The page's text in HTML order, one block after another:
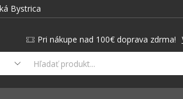
Bystrica
Pri nákupe nad 100€ doprava zdrma!